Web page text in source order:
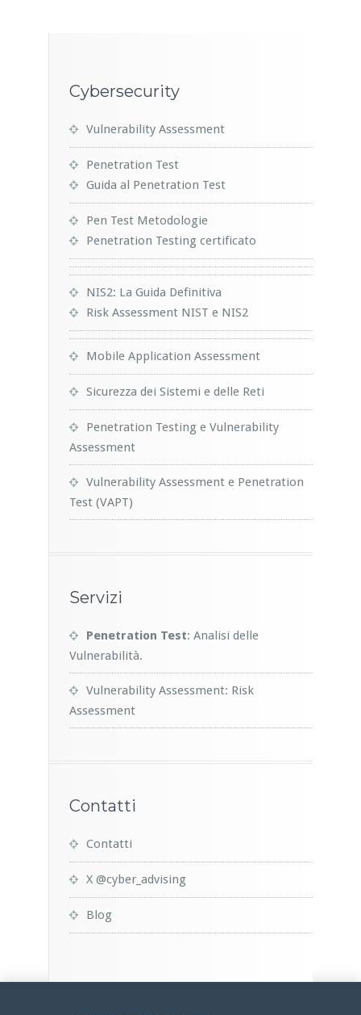
Cybersecurity
Vulnerability Assessment
Penetration Test
Guida al Penetration Test
Pen Test Metodologie
Penetration Testing certificato
NIS2: La Guida Definitiva
Risk Assessment NIST e NIS2
Mobile Application Assessment
Sicurezza dei Sistemi e delle Reti
Penetration Testing e Vulnerability
Assessment
Vulnerability Assessment e Penetration
Test (VAPT)
Servizi
Penetration Test: Analisi delle
Vulnerabilità.
Vulnerability Assessment: Risk
Assessment
Contatti
Contatti
X @cyber_advising
Blog